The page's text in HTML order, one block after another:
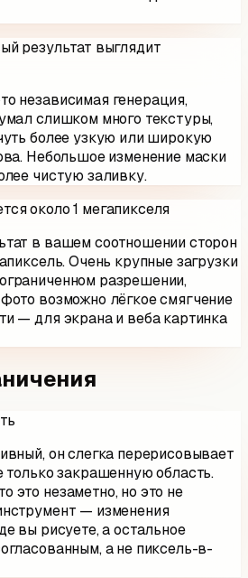
результат выглядит
независимая генерация,
слишком много текстуры,
более узкую или широкую
Небольшое изменение маски
чистую заливку.
около 1 мегапикселя
в вашем соотношении сторон
Очень крупные загрузки
разрешении,
возможно лёгкое смягчение
— для экрана и веба картинка
он слегка перерисовывает
только закрашенную область.
это незаметно, но это не
— изменения
вы рисуете, а остальное
а не пиксель-в-